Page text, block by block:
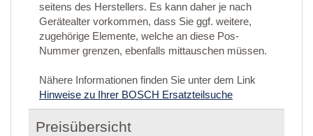
seitens des Herstellers. Es kann daher je nach
Gerätealter vorkommen, dass Sie ggf. weitere,
zugehörige Elemente, welche an diese Pos-
Nummer grenzen, ebenfalls mittauschen müssen.
Nähere Informationen finden Sie unter dem Link
Hinweise zu Ihrer BOSCH Ersatzteilsuche
Preisübersicht